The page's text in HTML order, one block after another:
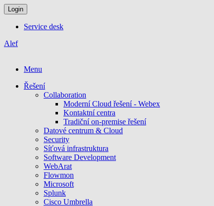
Login
Service desk
Alef
Menu
Řešení
Collaboration
Moderní Cloud řešení - Webex
Kontaktní centra
Tradiční on-premise řešení
Datové centrum & Cloud
Security
Síťová infrastruktura
Software Development
WebArat
Flowmon
Microsoft
Splunk
Cisco Umbrella